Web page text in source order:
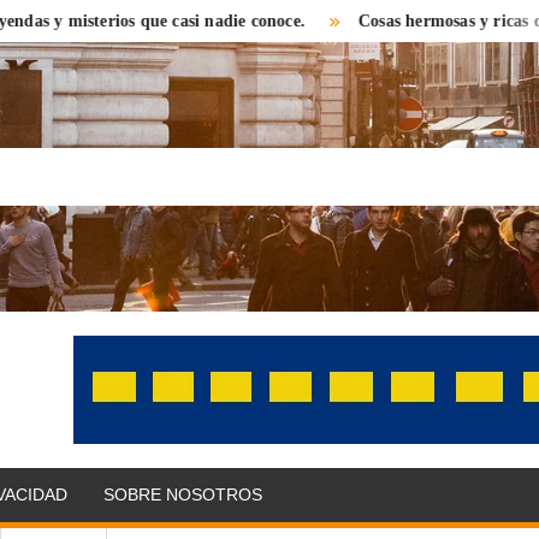
que casi nadie conoce. Cosas hermosas y ricas que
SOBRE NOSOTROS